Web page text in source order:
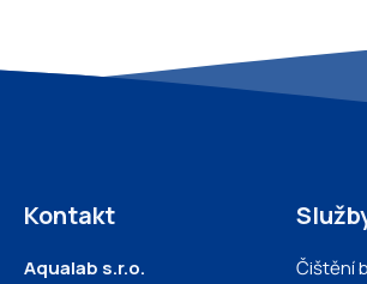
Kontakt
Aqualab s.r.o.
Čištění